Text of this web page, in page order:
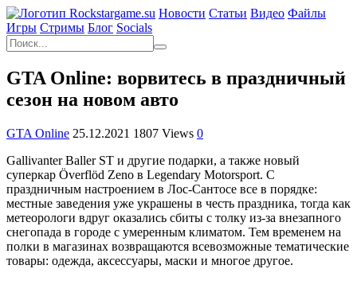
Новости Статьи Видео Файлы
Игры Cтримы Блог Socials
GTA Online: ворвитесь в праздничный
сезон на новом авто
GTA Online 25.12.2021 1807 Views 0
Gallivanter Baller ST и другие подарки, а также новый
суперкар Överflöd Zeno в Legendary Motorsport. С
праздничным настроением в Лос-Сантосе все в порядке:
местные заведения уже украшены в честь праздника, тогда как
метеорологи вдруг оказались сбиты с толку из-за внезапного
снегопада в городе с умеренным климатом. Тем временем на
полки в магазинах возвращаются всевозможные тематические
товары: одежда, аксессуары, маски и многое другое.